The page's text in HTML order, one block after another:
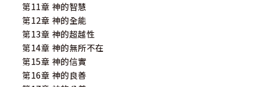
第11章 神的智慧
第12章 神的全能
第13章 神的超越性
第14章 神的無所不在
第15章 神的信實
第16章 神的良善